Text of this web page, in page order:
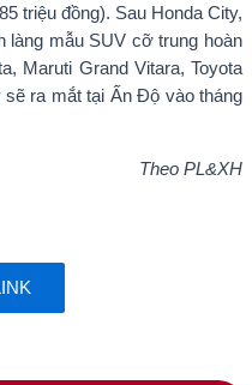
triệu đồng). Sau Honda City,
làng mẫu SUV cỡ trung hoàn
Maruti Grand Vitara, Toyota
ra mắt tại Ấn Độ vào tháng
Theo PL&XH